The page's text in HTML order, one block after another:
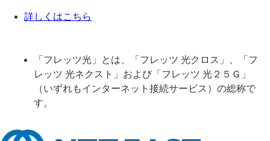
詳しくはこちら
「フレッツ光」とは、「フレッツ 光クロス」、「フ
レッツ 光ネクスト」および「フレッツ 光２５Ｇ」
（いずれもインターネット接続サービス）の総称で
す。